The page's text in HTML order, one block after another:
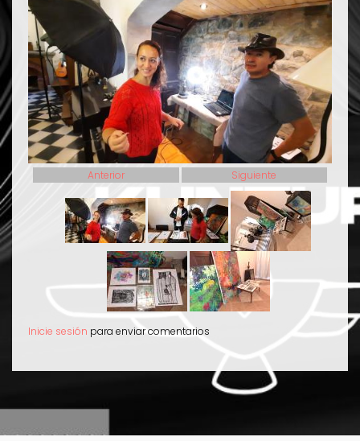
Anterior Siguiente
Inicie sesión para enviar comentarios